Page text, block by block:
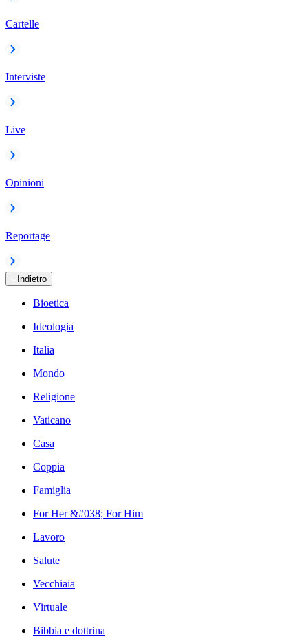
Cartelle
Interviste
Live
Opinioni
Reportage
Indietro
Bioetica
Ideologia
Italia
Mondo
Religione
Vaticano
Casa
Coppia
Famiglia
For Her &#038; For Him
Lavoro
Salute
Vecchiaia
Virtuale
Bibbia e dottrina